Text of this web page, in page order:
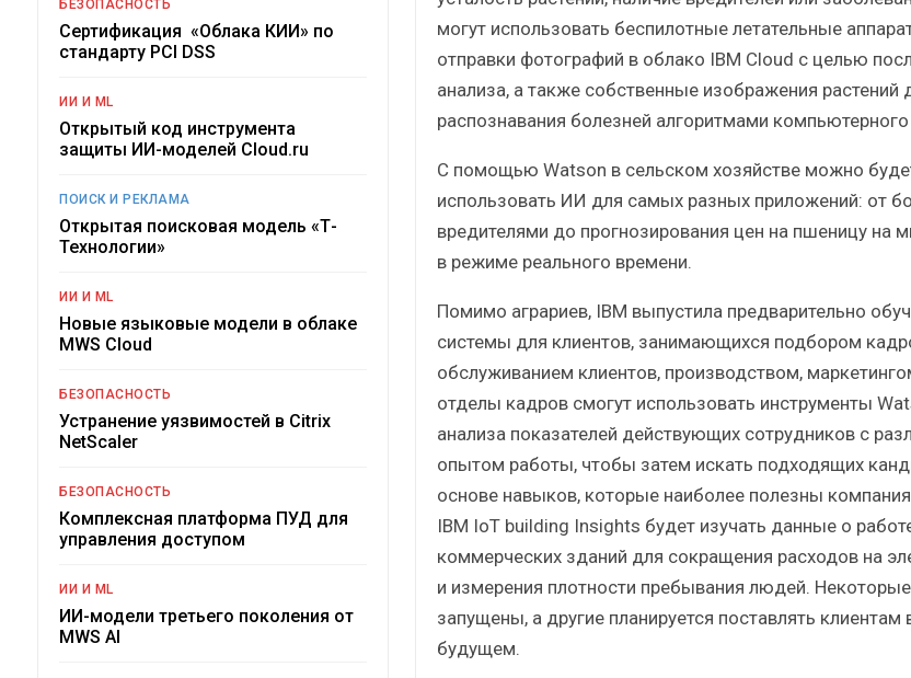
могут использовать беспилотные летательные
отправки фотографий в облако IBM Cloud с целью
анализа, а также собственные изображения растений
распознавания болезней алгоритмами компьютерного
С помощью Watson в сельском хозяйстве можно
использовать ИИ для самых разных приложений: от
вредителями до прогнозирования цен на пшеницу на
в режиме реального времени.
Помимо аграриев, IBM выпустила предварительно
системы для клиентов, занимающихся подбором
обслуживанием клиентов, производством,
отделы кадров смогут использовать инструменты
анализа показателей действующих сотрудников с
опытом работы, чтобы затем искать подходящих
основе навыков, которые наиболее полезны
IBM IoT building Insights будет изучать данные о
коммерческих зданий для сокращения расходов на
и измерения плотности пребывания людей.
запущены, а другие планируется поставлять
будущем.
БЕЗОПАСНОСТЬ
Сертификация «Облака КИИ» по
стандарту PCI DSS
ИИ И ML
Открытый код инструмента
защиты ИИ-моделей Cloud.ru
ПОИСК И РЕКЛАМА
Открытая поисковая модель «Т-
Технологии»
ИИ И ML
Новые языковые модели в облаке
MWS Cloud
БЕЗОПАСНОСТЬ
Устранение уязвимостей в Citrix
NetScaler
БЕЗОПАСНОСТЬ
Комплексная платформа ПУД для
управления доступом
ИИ И ML
ИИ-модели третьего поколения от
MWS AI